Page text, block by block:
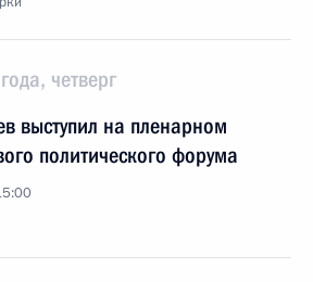
четверг
выступил на пленарном
политического форума